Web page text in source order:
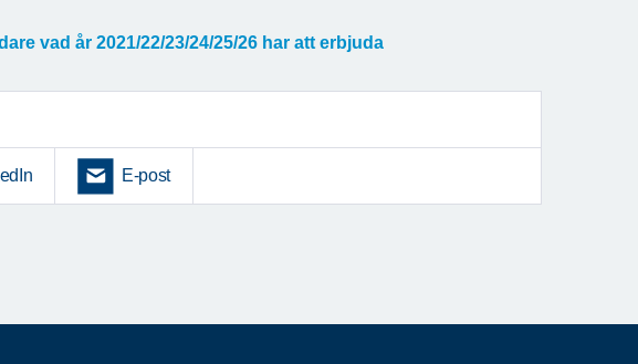
vad år 2021/22/23/24/25/26 har att erbjuda
E-post